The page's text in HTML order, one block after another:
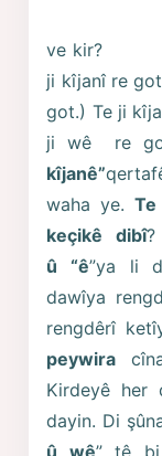
Bersiv
ve kir?
ji kîjanî
got.) Te ji
ji wê re
kîjanê”
waha ye.
keçikê dibî?
û “ê”ya li
dawîya
rengdêrî
peywira
Kirdeyê her
dayin. Di
û wê” tê bi